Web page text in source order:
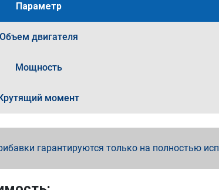
Параметр
Объем двигателя
Мощность
момент
гарантируются только на полностью